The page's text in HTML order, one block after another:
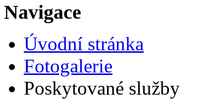
Navigace
Úvodní stránka
Fotogalerie
Poskytované služby